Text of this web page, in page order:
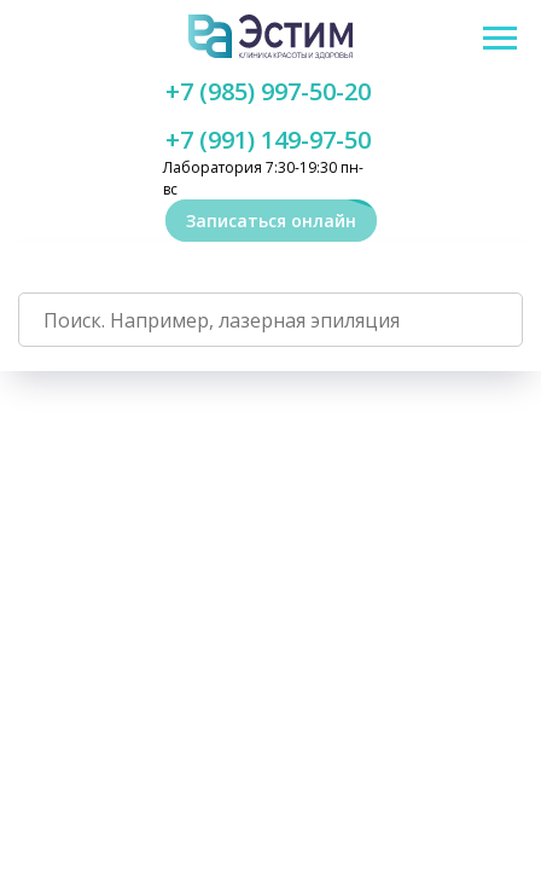
Лаборатория 7:30-19:30 пн-
вс
+7 (991) 149-97-50
+7 (985) 997-50-20
Записаться онлайн